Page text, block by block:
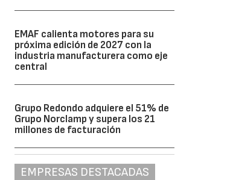
EMAF calienta motores para su
próxima edición de 2027 con la
industria manufacturera como eje
central
Grupo Redondo adquiere el 51% de
Grupo Norclamp y supera los 21
millones de facturación
EMPRESAS DESTACADAS